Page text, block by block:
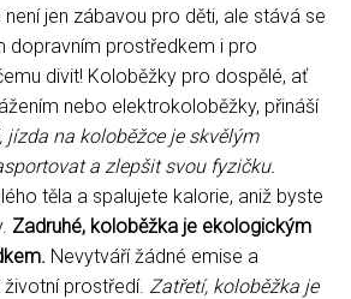
jen zábavou pro děti, ale stává se
dopravním prostředkem i pro
divit! Koloběžky pro dospělé, ať
nebo elektrokoloběžky, přináší
jízda na koloběžce je skvělým
a zlepšit svou fyzičku.
těla a spalujete kalorie, aniž byste
Zadruhé, koloběžka je ekologickým
Nevytváří žádné emise a
prostředí. Zatřetí, koloběžka je